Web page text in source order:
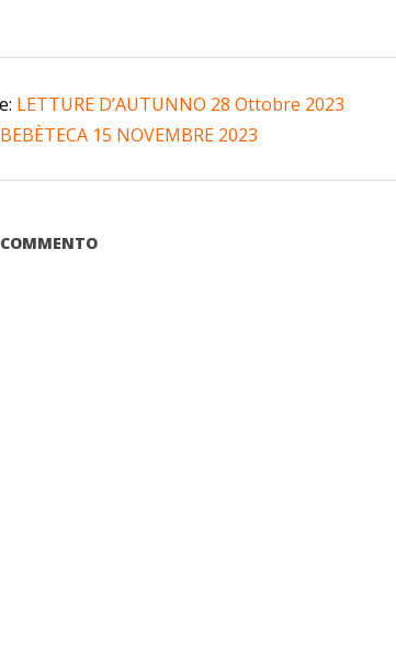
LETTURE D’AUTUNNO 28 Ottobre 2023
BEBÈTECA 15 NOVEMBRE 2023